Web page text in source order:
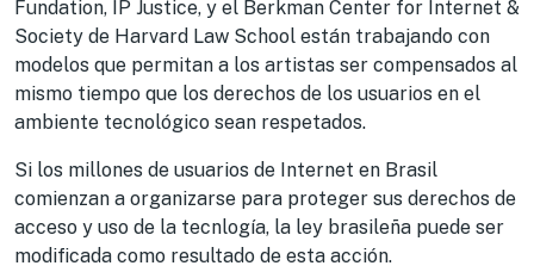
Fundation, IP Justice, y el Berkman Center for Internet &
Society de Harvard Law School están trabajando con
modelos que permitan a los artistas ser compensados al
mismo tiempo que los derechos de los usuarios en el
ambiente tecnológico sean respetados.
Si los millones de usuarios de Internet en Brasil
comienzan a organizarse para proteger sus derechos de
acceso y uso de la tecnlogía, la ley brasileña puede ser
modificada como resultado de esta acción.